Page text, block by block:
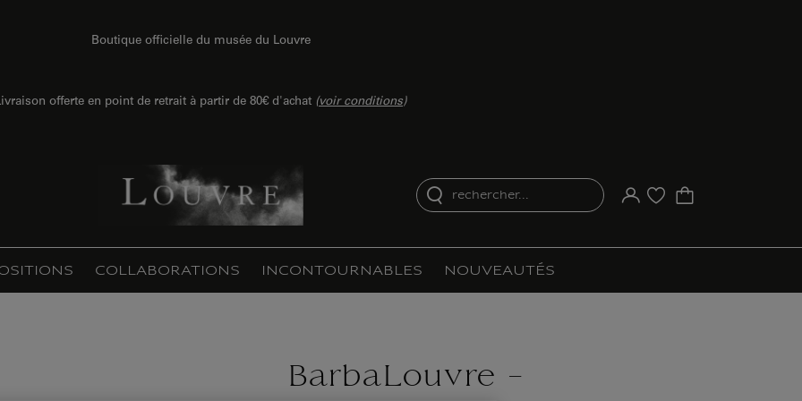
Boutique officielle du musée du Louvre
offerte en point de retrait à partir de 80€ d'achat (voir conditions)
rechercher...
Votre compte
Liste d'achat
COLLABORATIONS INCONTOURNABLES NOUVEAUTÉS
BarbaLouvre -